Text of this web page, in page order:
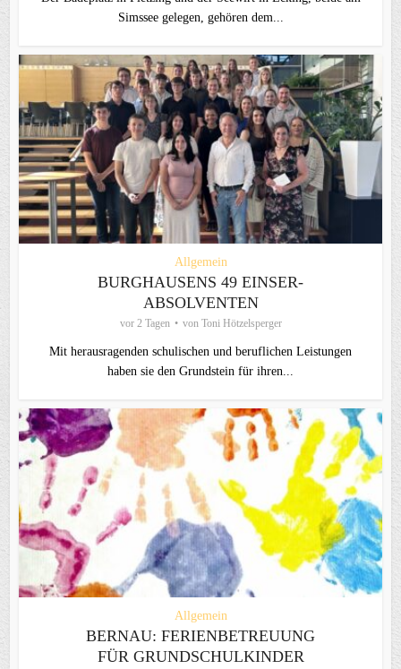
Simssee gelegen, gehören dem...
Allgemein
BURGHAUSENS 49 EINSER-
ABSOLVENTEN
vor 2 Tagen von Toni Hötzelsperger
Mit herausragenden schulischen und beruflichen Leistungen
haben sie den Grundstein für ihren...
Allgemein
BERNAU: FERIENBETREUUNG
FÜR GRUNDSCHULKINDER